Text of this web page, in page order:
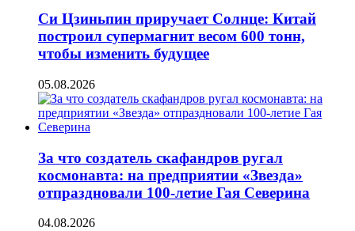
Си Цзиньпин приручает Солнце: Китай
построил супермагнит весом 600 тонн,
чтобы изменить будущее
05.08.2026
За что создатель скафандров ругал
космонавта: на предприятии «Звезда»
отпраздновали 100-летие Гая Северина
04.08.2026